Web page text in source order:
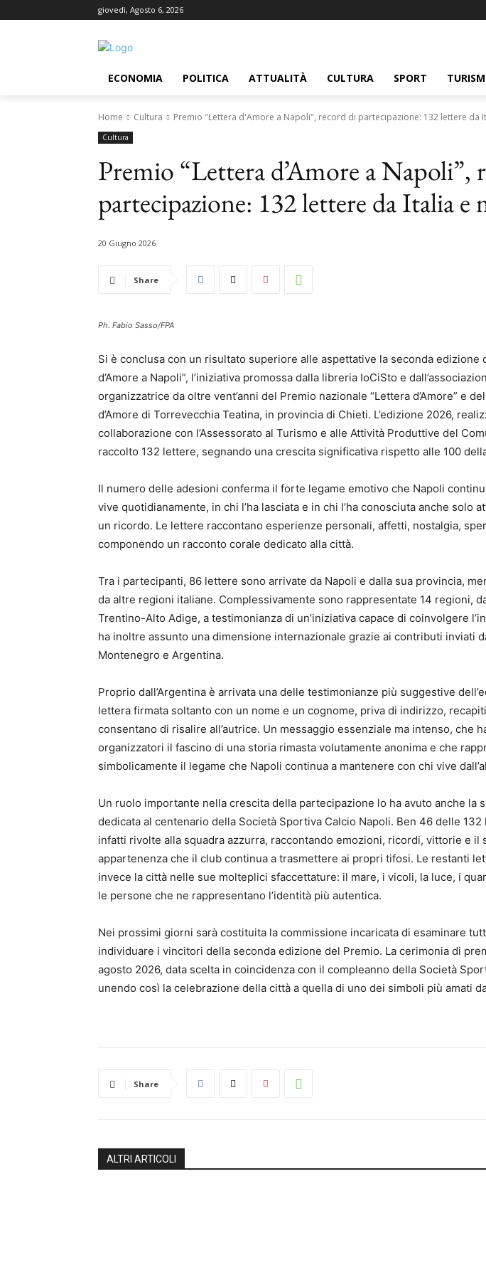
giovedì, Agosto 6, 2026
ECONOMIA POLITICA ATTUALITÀ CULTURA SPORT
Home Cultura Premio "Lettera d'Amore a Napoli", record di partecipazione: 132 lettere da
Cultura
Premio “Lettera d’Amore a Napoli”,
partecipazione: 132 lettere da Italia e
20 Giugno 2026
Share
Ph. Fabio Sasso/FPA
Si è conclusa con un risultato superiore alle aspettative la seconda edizione
d’Amore a Napoli”, l’iniziativa promossa dalla libreria IoCiSto e
organizzatrice da oltre vent’anni del Premio nazionale “Lettera d’Amore” e
d’Amore di Torrevecchia Teatina, in provincia di Chieti. L’edizione 2026,
collaborazione con l’Assessorato al Turismo e alle Attività Produttive del
raccolto 132 lettere, segnando una crescita significativa rispetto alle 100
Il numero delle adesioni conferma il forte legame emotivo che Napoli
vive quotidianamente, in chi l’ha lasciata e in chi l’ha conosciuta anche solo
un ricordo. Le lettere raccontano esperienze personali, affetti, nostalgia,
componendo un racconto corale dedicato alla città.
Tra i partecipanti, 86 lettere sono arrivate da Napoli e dalla sua provincia,
da altre regioni italiane. Complessivamente sono rappresentate 14 regioni,
Trentino-Alto Adige, a testimonianza di un’iniziativa capace di coinvolgere
ha inoltre assunto una dimensione internazionale grazie ai contributi inviati
Montenegro e Argentina.
Proprio dall’Argentina è arrivata una delle testimonianze più suggestive
lettera firmata soltanto con un nome e un cognome, priva di indirizzo,
consentano di risalire all’autrice. Un messaggio essenziale ma intenso, che
organizzatori il fascino di una storia rimasta volutamente anonima e che
simbolicamente il legame che Napoli continua a mantenere con chi vive
Un ruolo importante nella crescita della partecipazione lo ha avuto anche la
dedicata al centenario della Società Sportiva Calcio Napoli. Ben 46 delle
infatti rivolte alla squadra azzurra, raccontando emozioni, ricordi, vittorie e il
appartenenza che il club continua a trasmettere ai propri tifosi. Le restanti
invece la città nelle sue molteplici sfaccettature: il mare, i vicoli, la luce, i
le persone che ne rappresentano l’identità più autentica.
Nei prossimi giorni sarà costituita la commissione incaricata di esaminare
individuare i vincitori della seconda edizione del Premio. La cerimonia di
agosto 2026, data scelta in coincidenza con il compleanno della Società
unendo così la celebrazione della città a quella di uno dei simboli più amati
Share
ALTRI ARTICOLI